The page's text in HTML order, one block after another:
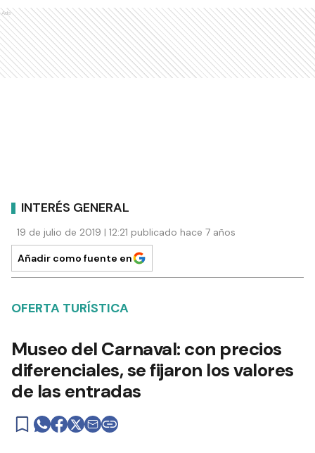
Ads
INTERÉS GENERAL
19 de julio de 2019 | 12:21 publicado hace 7 años
Añadir como fuente en
OFERTA TURÍSTICA
Museo del Carnaval: con precios
diferenciales, se fijaron los valores
de las entradas